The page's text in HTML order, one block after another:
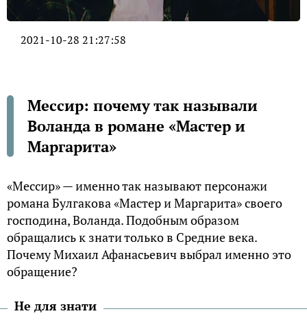
2021-10-28 21:27:58
Мессир: почему так называли
Воланда в романе «Мастер и
Маргарита»
«Мессир» — именно так называют персонажи
романа Булгакова «Мастер и Маргарита» своего
господина, Воланда. Подобным образом
обращались к знати только в Средние века.
Почему Михаил Афанасьевич выбрал именно это
обращение?
Не для знати